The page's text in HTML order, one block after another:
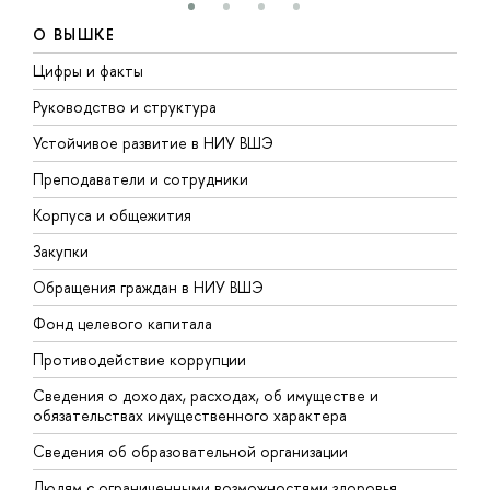
О ВЫШКЕ
Цифры и факты
Руководство и структура
Устойчивое развитие в НИУ ВШЭ
Преподаватели и сотрудники
Корпуса и общежития
Закупки
Обращения граждан в НИУ ВШЭ
Фонд целевого капитала
Противодействие коррупции
Сведения о доходах, расходах, об имуществе и
обязательствах имущественного характера
Сведения об образовательной организации